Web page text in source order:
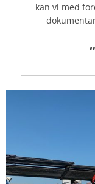
kan vi med
“